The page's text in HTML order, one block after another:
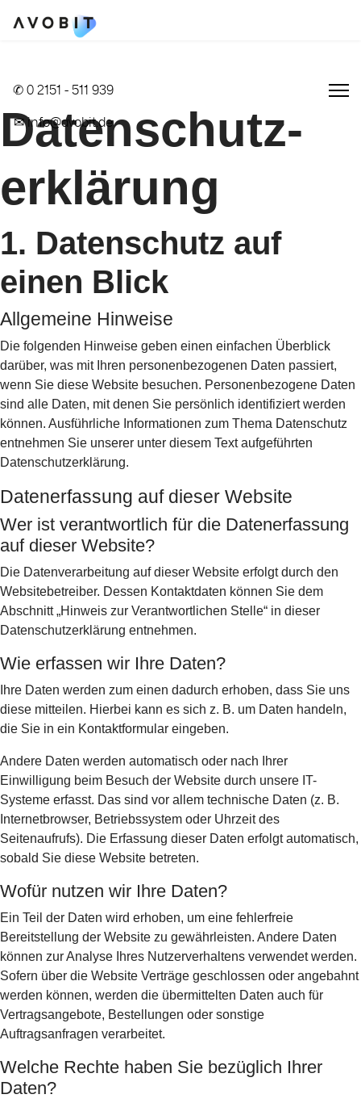
✆ 0 2151 - 511 939
✉ info@avobit.de
Datenschutz­
erklärung
1. Datenschutz auf
einen Blick
Allgemeine Hinweise
Die folgenden Hinweise geben einen einfachen Überblick
darüber, was mit Ihren personenbezogenen Daten passiert,
wenn Sie diese Website besuchen. Personenbezogene Daten
sind alle Daten, mit denen Sie persönlich identifiziert werden
können. Ausführliche Informationen zum Thema Datenschutz
entnehmen Sie unserer unter diesem Text aufgeführten
Datenschutzerklärung.
Datenerfassung auf dieser Website
Wer ist verantwortlich für die Datenerfassung
auf dieser Website?
Die Datenverarbeitung auf dieser Website erfolgt durch den
Websitebetreiber. Dessen Kontaktdaten können Sie dem
Abschnitt „Hinweis zur Verantwortlichen Stelle“ in dieser
Datenschutzerklärung entnehmen.
Wie erfassen wir Ihre Daten?
Ihre Daten werden zum einen dadurch erhoben, dass Sie uns
diese mitteilen. Hierbei kann es sich z. B. um Daten handeln,
die Sie in ein Kontaktformular eingeben.
Andere Daten werden automatisch oder nach Ihrer
Einwilligung beim Besuch der Website durch unsere IT-
Systeme erfasst. Das sind vor allem technische Daten (z. B.
Internetbrowser, Betriebssystem oder Uhrzeit des
Seitenaufrufs). Die Erfassung dieser Daten erfolgt automatisch,
sobald Sie diese Website betreten.
Wofür nutzen wir Ihre Daten?
Ein Teil der Daten wird erhoben, um eine fehlerfreie
Bereitstellung der Website zu gewährleisten. Andere Daten
können zur Analyse Ihres Nutzerverhaltens verwendet werden.
Sofern über die Website Verträge geschlossen oder angebahnt
werden können, werden die übermittelten Daten auch für
Vertragsangebote, Bestellungen oder sonstige
Auftragsanfragen verarbeitet.
Welche Rechte haben Sie bezüglich Ihrer
Daten?